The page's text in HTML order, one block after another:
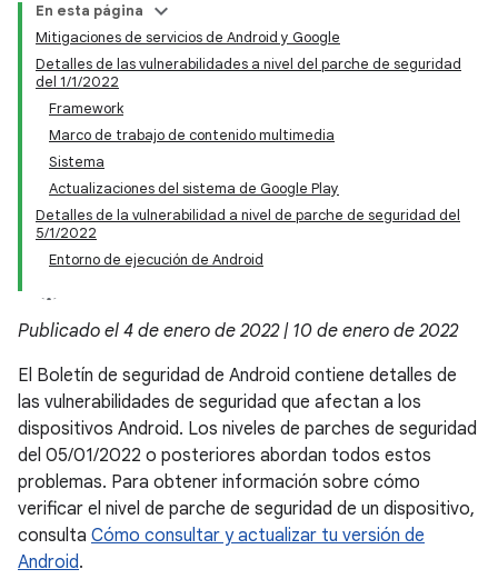
En esta página
Mitigaciones de servicios de Android y Google
Detalles de las vulnerabilidades a nivel del parche de seguridad
del 1/1/2022
Framework
Marco de trabajo de contenido multimedia
Sistema
Actualizaciones del sistema de Google Play
Detalles de la vulnerabilidad a nivel de parche de seguridad del
5/1/2022
Entorno de ejecución de Android
Publicado el 4 de enero de 2022 | 10 de enero de 2022
El Boletín de seguridad de Android contiene detalles de
las vulnerabilidades de seguridad que afectan a los
dispositivos Android. Los niveles de parches de seguridad
del 05/01/2022 o posteriores abordan todos estos
problemas. Para obtener información sobre cómo
verificar el nivel de parche de seguridad de un dispositivo,
consulta Cómo consultar y actualizar tu versión de
Android.